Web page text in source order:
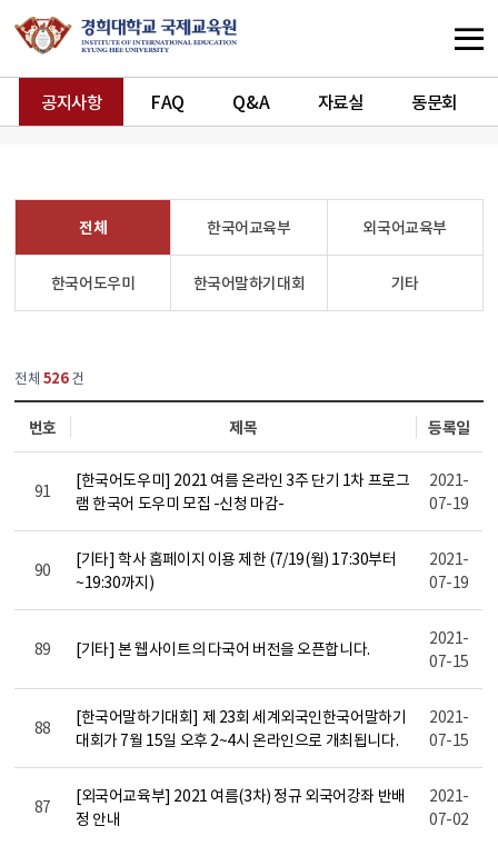
공지사항 FAQ Q&A 자료실 동문회
전체 한국어교육부 외국어교육부
한국어도우미 한국어말하기대회 기타
전체 526건
번호 제목 등록일
91
[한국어도우미] 2021 여름 온라인 3주 단기 1차 프로그
램 한국어 도우미 모집 -신청 마감-
2021-
07-19
90
[기타] 학사 홈페이지 이용 제한 (7/19(월) 17:30부터
~19:30까지)
2021-
07-19
89 [기타] 본 웹사이트의 다국어 버전을 오픈합니다.
2021-
07-15
88
[한국어말하기대회] 제 23회 세계외국인한국어말하기
대회가 7월 15일 오후 2~4시 온라인으로 개최됩니다.
2021-
07-15
87
[외국어교육부] 2021 여름(3차) 정규 외국어강좌 반배
정 안내
2021-
07-02